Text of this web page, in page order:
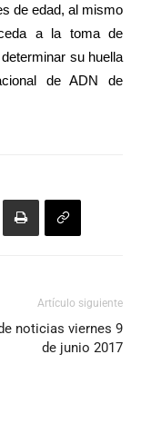
de edad, al mismo
a la toma de
su huella
de ADN de
Artículo siguiente
noticias viernes 9
de junio 2017